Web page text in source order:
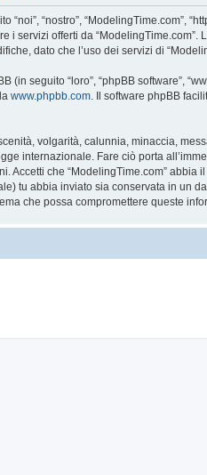
“noi”, “nostro”, “ModelingTime.com”,
i servizi offerti da
dato che l’uso dei servizi di
(in seguito “loro”, “phpBB software”,
www.phpbb.com. Il software phpBB
volgarità, calunnia, minaccia,
internazionale. Fare ciò porta
Accetti che “ModelingTime.com”
tu abbia inviato sia conservata in un
che possa compromettere queste